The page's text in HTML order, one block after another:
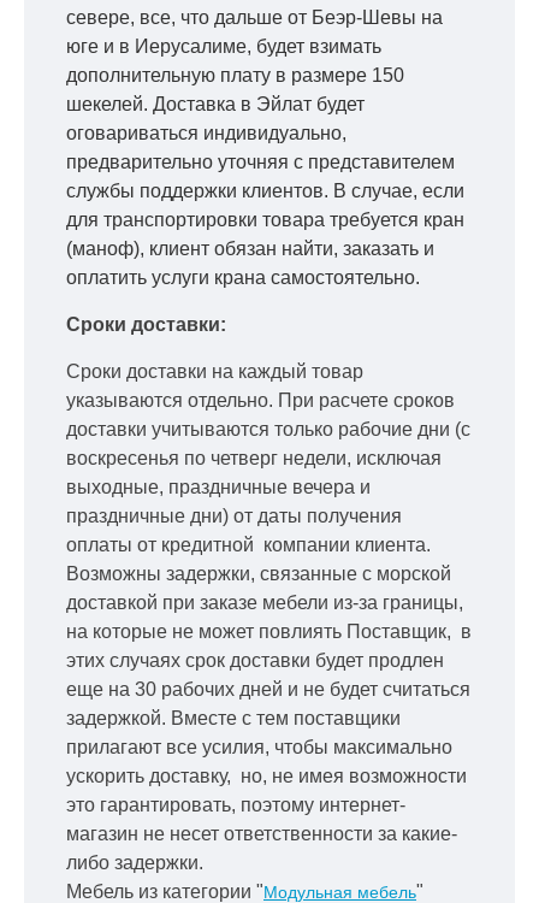
севере, все, что дальше от Беэр-Шевы на
юге и в Иерусалиме, будет взимать
дополнительную плату в размере 150
шекелей. Доставка в Эйлат будет
оговариваться индивидуально,
предварительно уточняя с представителем
службы поддержки клиентов. В случае, если
для транспортировки товара требуется кран
(маноф), клиент обязан найти, заказать и
оплатить услуги крана самостоятельно.
Сроки доставки:
Сроки доставки на каждый товар
указываются отдельно. При расчете сроков
доставки учитываются только рабочие дни (с
воскресенья по четверг недели, исключая
выходные, праздничные вечера и
праздничные дни) от даты получения
оплаты от кредитной компании клиента.
Возможны задержки, связанные с морской
доставкой при заказе мебели из-за границы,
на которые не может повлиять Поставщик, в
этих случаях срок доставки будет продлен
еще на 30 рабочих дней и не будет считаться
задержкой. Вместе с тем поставщики
прилагают все усилия, чтобы максимально
ускорить доставку, но, не имея возможности
это гарантировать, поэтому интернет-
магазин не несет ответственности за какие-
либо задержки.
Мебель из категории "Модульная мебель"